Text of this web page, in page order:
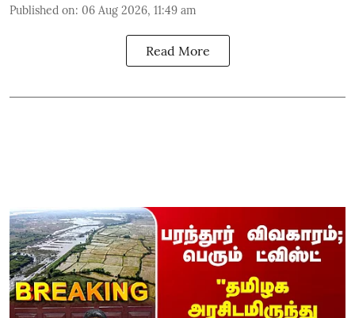
Published on: 06 Aug 2026, 11:49 am
Read More